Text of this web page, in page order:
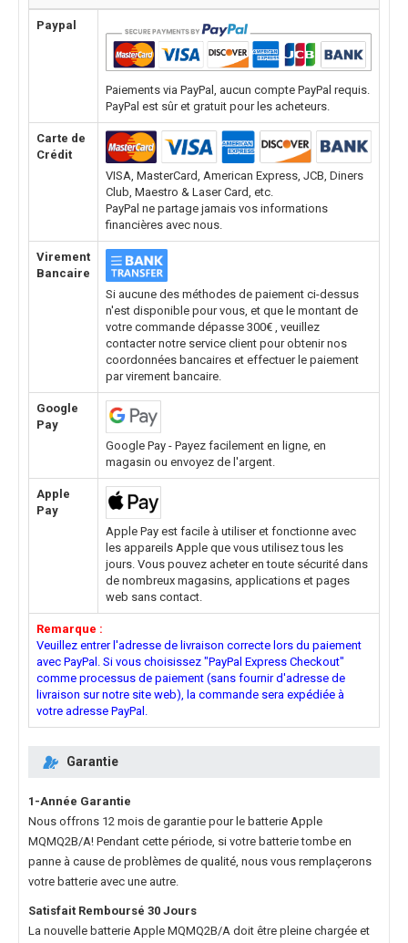
Paypal
Paiements via PayPal, aucun compte PayPal requis.
PayPal est sûr et gratuit pour les acheteurs.
Carte de
Crédit
VISA, MasterCard, American Express, JCB, Diners
Club, Maestro & Laser Card, etc.
PayPal ne partage jamais vos informations
financières avec nous.
Virement
Bancaire
Si aucune des méthodes de paiement ci-dessus
n'est disponible pour vous, et que le montant de
votre commande dépasse 300€ , veuillez
contacter notre service client pour obtenir nos
coordonnées bancaires et effectuer le paiement
par virement bancaire.
Google
Pay
Google Pay - Payez facilement en ligne, en
magasin ou envoyez de l'argent.
Apple
Pay
Apple Pay est facile à utiliser et fonctionne avec
les appareils Apple que vous utilisez tous les
jours. Vous pouvez acheter en toute sécurité dans
de nombreux magasins, applications et pages
web sans contact.
Remarque :
Veuillez entrer l'adresse de livraison correcte lors du paiement
avec PayPal. Si vous choisissez "PayPal Express Checkout"
comme processus de paiement (sans fournir d'adresse de
livraison sur notre site web), la commande sera expédiée à
votre adresse PayPal.
Garantie
1-Année Garantie
Nous offrons 12 mois de garantie pour le batterie Apple
MQMQ2B/A! Pendant cette période, si votre batterie tombe en
panne à cause de problèmes de qualité, nous vous remplaçerons
votre batterie avec une autre.
Satisfait Remboursé 30 Jours
La nouvelle batterie Apple MQMQ2B/A doit être pleine chargée et